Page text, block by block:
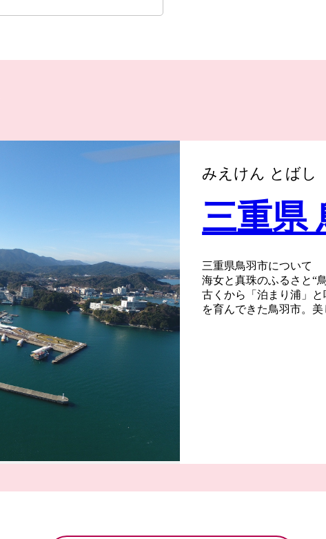
みえけん とばし
三重県
三重県鳥羽市について
海女と真珠のふるさと“
古くから「泊まり浦」
を育んできた鳥羽市。